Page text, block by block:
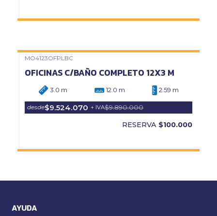
MO4123OFPLBC
OFICINAS C/BAÑO COMPLETO 12X3 M
3.0 m 12.0 m 2.59 m
desde$9.524.070 + IVA$9.890.000
RESERVA $100.000
AYUDA